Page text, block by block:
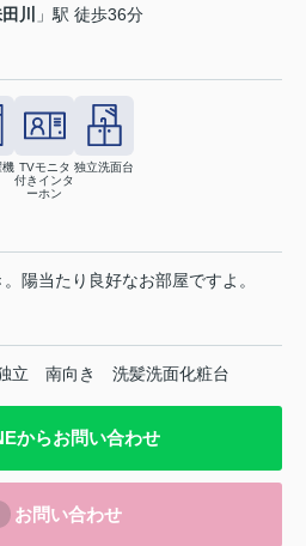
川 」駅 徒歩36分
機 TVモニタ
付きインタ
ーホン
独立洗面台
陽当たり良好なお部屋ですよ。
立 南向き 洗髪洗面化粧台
からお問い合わせ
お問い合わせ